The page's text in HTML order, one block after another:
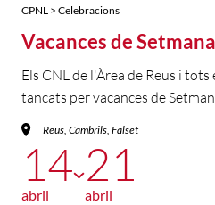
CPNL > Celebracions
Vacances de
Els CNL de l'Àrea de Reus i
tancats per vacances de
Reus, Cambrils, Falset
14
abril
21
abril